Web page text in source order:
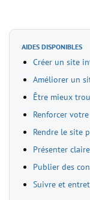
AIDES DISPONIBLES
Créer un site
Améliorer un
Être mieux
Renforcer
Rendre le site
Présenter
Publier des
Suivre et